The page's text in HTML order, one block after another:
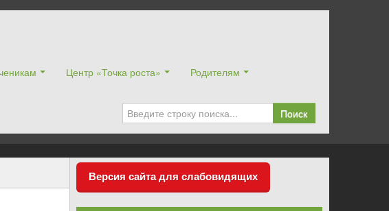
Центр «Точка роста» Родителям
Поиск
Версия сайта для слабовидящих